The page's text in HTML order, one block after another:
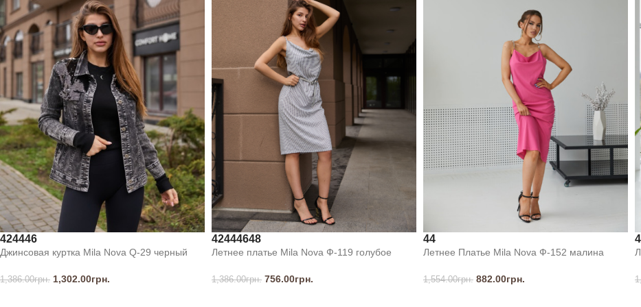
424446
Джинсовая куртка Mila Nova Q-29 черный
1,386.00грн. 1,302.00грн.
42444648
Летнее платье Mila Nova Ф-119 голубое
1,386.00грн. 756.00грн.
44
Летнее Платье Mila Nova Ф-152 малина
1,554.00грн. 882.00грн.